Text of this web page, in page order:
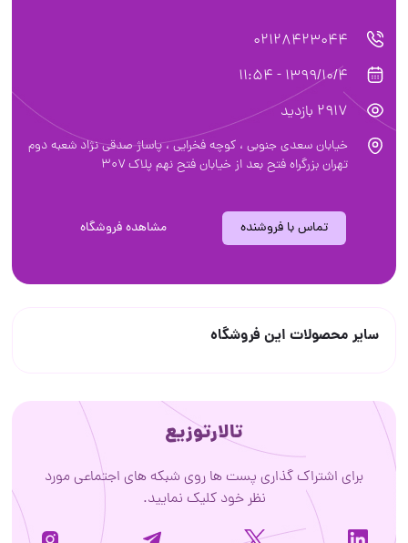
02128423044
1399/10/4 - 11:54
2917 بازدید
خیابان سعدی جنوبی ، کوچه فخرایی ، پاساژ صدقی نژاد شعبه دوم
تهران بزرگراه فتح بعد از خیابان فتح نهم پلاک ۳۰۷
تماس با فروشنده مشاهده فروشگاه
سایر محصولات این فروشگاه
تالارتوزیع
برای اشتراک گذاری پست ها روی شبکه های اجتماعی مورد
نظر خود کلیک نمایید.